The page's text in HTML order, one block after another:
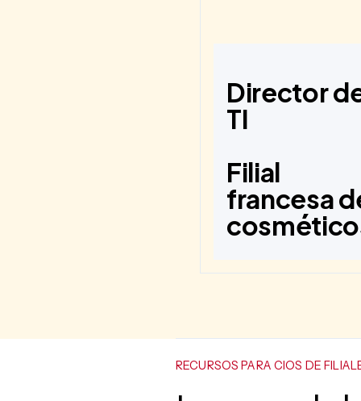
Director
TI
Filial
francesa
RECURSOS PARA CIOS DE